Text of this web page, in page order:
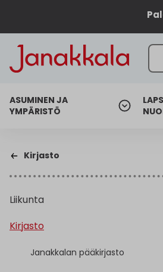
ASUMINEN JA
YMPÄRISTÖ
Kirjasto
Liikunta
Kirjasto
Janakkalan pääkirjasto